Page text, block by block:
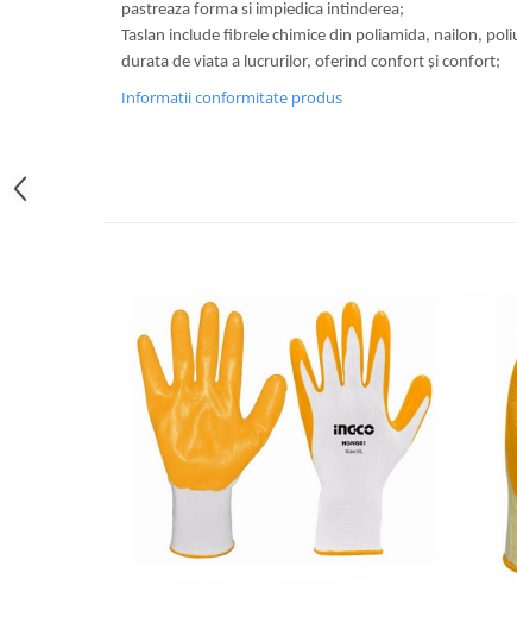
pastreaza forma si impiedica intinderea;
Taslan include fibrele chimice din poliamida, nailon,
durata de viata a lucrurilor, oferind confort și confort;
Informatii conformitate produs